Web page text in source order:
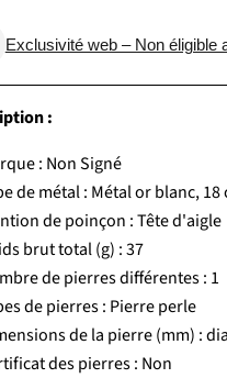
Exclusivité web – Non éligible
:
: Non Signé
de métal : Métal or blanc, 18
de poinçon : Tête d'aigle
brut total (g) : 37
de pierres différentes : 1
de pierres : Pierre perle
de la pierre (mm) :
des pierres : Non